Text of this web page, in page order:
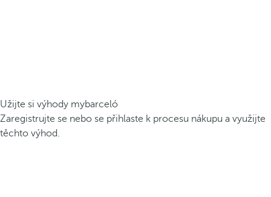
Užijte si výhody mybarceló
Zaregistrujte se nebo se přihlaste k procesu nákupu a využijte
těchto výhod.